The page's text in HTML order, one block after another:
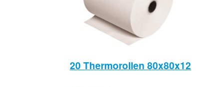
20 Thermorollen 80x80x12